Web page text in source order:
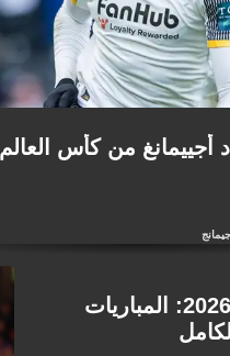
أجييمانغ من كأس العالم
بلاي أوف بطولة 2026: المباريات